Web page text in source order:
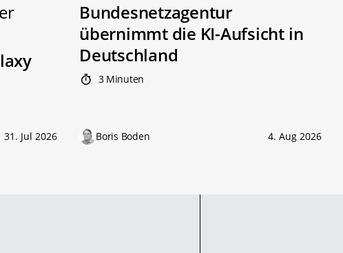
31. Jul 2026
Bundesnetzagentur
übernimmt die KI-Aufsicht in
Deutschland
3 Minuten
Boris Boden 4. Aug 2026